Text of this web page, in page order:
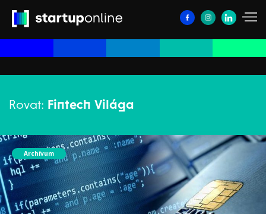
Rovat: Fintech Világa
Archívum